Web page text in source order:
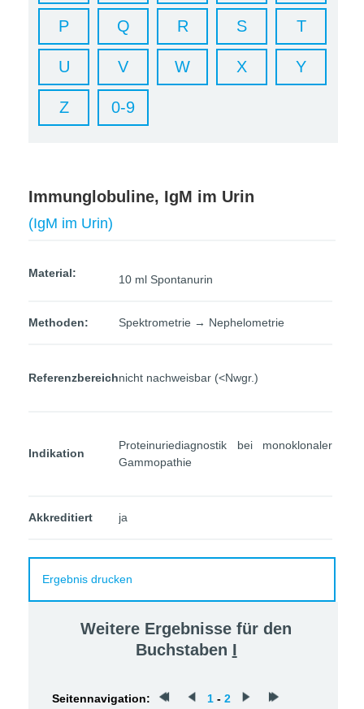
P Q R S T
U V W X Y
Z 0-9
Immunglobuline, IgM im Urin
(IgM im Urin)
Material: 10 ml Spontanurin
Methoden: Spektrometrie → Nephelometrie
Referenzbereichnicht nachweisbar (<Nwgr.)
Indikation
Proteinuriediagnostik bei monoklonaler
Gammopathie
Akkreditiert ja
Ergebnis drucken
Weitere Ergebnisse für den
Buchstaben I
Seitennavigation: 1 - 2